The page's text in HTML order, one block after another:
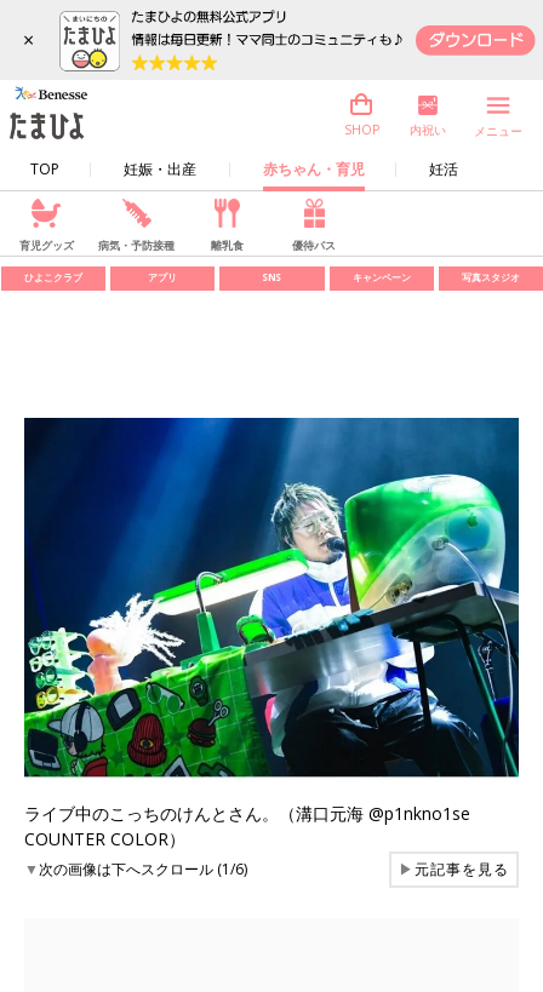
×
TOP 妊娠・出産 赤ちゃん・育児 妊活
SHOP 内祝い メニュー
育児グッズ 病気・予防接種 離乳食 優待パス
ひよこクラブ アプリ SNS キャンペーン 写真スタジオ
ライブ中のこっちのけんとさん。（溝口元海 @p1nkno1se
COUNTER COLOR）
▼次の画像は下へスクロール (1/6) ▶元記事を見る